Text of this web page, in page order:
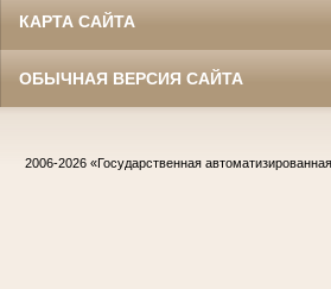
КАРТА САЙТА
ОБЫЧНАЯ ВЕРСИЯ САЙТА
2006-2026 «Государственная